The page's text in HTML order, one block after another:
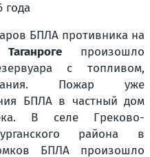
года
БПЛА противника на
Таганрогепроизошло
с топливом,
Пожар уже
БПЛА в частный дом
В селе Греково-
района в
БПЛА произошло